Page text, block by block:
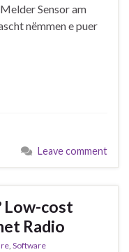
Sensor am
nëmmen e puer
Leave comment
Low-cost
Radio
, Software